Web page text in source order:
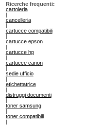
Ricerche frequenti:
cartoleria
|
cancelleria
|
cartucce compatibili
|
cartucce epson
|
cartucce hp
|
cartucce canon
|
sedie ufficio
|
etichettatrice
|
distruggi documenti
|
toner samsung
|
toner compatibili
|